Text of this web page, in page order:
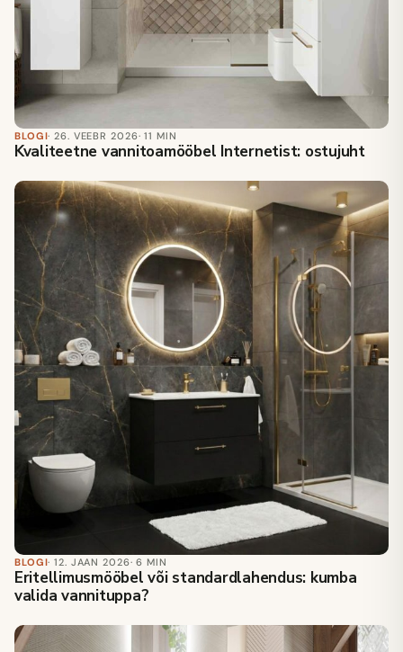
BLOGI· 26. VEEBR 2026· 11 MIN
Kvaliteetne vannitoamööbel Internetist: ostujuht
BLOGI· 12. JAAN 2026· 6 MIN
Eritellimusmööbel või standardlahendus: kumba
valida vannituppa?